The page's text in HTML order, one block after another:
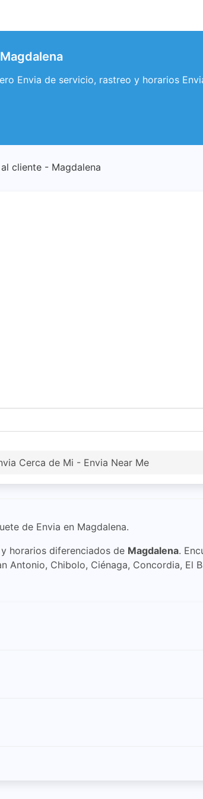
Envia de servicio, rastreo y horarios
cliente - Magdalena
Cerca de Mi - Envia Near Me
de Envia en Magdalena.
horarios diferenciados de Magdalena.
Antonio, Chibolo, Ciénaga, Concordia, El